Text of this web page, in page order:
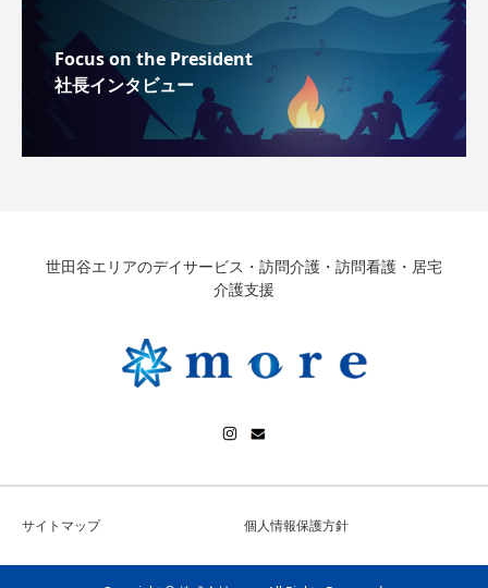
Focus on the President
社長インタビュー
世田谷エリアのデイサービス・訪問介護・訪問看護・居宅
介護支援
サイトマップ 個人情報保護方針